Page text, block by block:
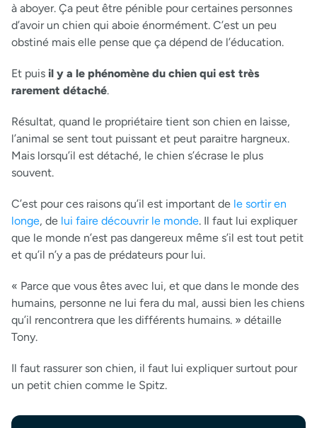
à aboyer. Ça peut être pénible pour certaines personnes
d’avoir un chien qui aboie énormément. C’est un peu
obstiné mais elle pense que ça dépend de l’éducation.
Et puis il y a le phénomène du chien qui est très
rarement détaché.
Résultat, quand le propriétaire tient son chien en laisse,
l’animal se sent tout puissant et peut paraitre hargneux.
Mais lorsqu’il est détaché, le chien s’écrase le plus
souvent.
C’est pour ces raisons qu’il est important de le sortir en
longe, de lui faire découvrir le monde. Il faut lui expliquer
que le monde n’est pas dangereux même s’il est tout petit
et qu’il n’y a pas de prédateurs pour lui.
« Parce que vous êtes avec lui, et que dans le monde des
humains, personne ne lui fera du mal, aussi bien les chiens
qu’il rencontrera que les différents humains. » détaille
Tony.
Il faut rassurer son chien, il faut lui expliquer surtout pour
un petit chien comme le Spitz.